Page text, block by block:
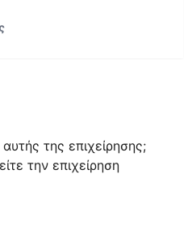
αυτής της επιχείρησης;
την επιχείρηση